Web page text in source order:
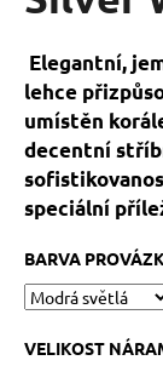
5
hvězdiček.
Elegantní,
lehce
umístěn
decentní
speciální
BARVA
VELIKOST
j
í
t
?